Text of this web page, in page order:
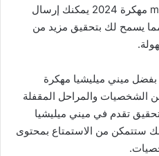
محدود بعد تحميل لعبة mini militia مهكرة 2024 يمكنك إرسال
يسمح لك بتحقيق مزيد من
بفضل ميني ميليشيا مهكرة
الشخصيات والمراحل المقفلة
تقدم في ميني ميليشيا
ستتمكن من الاستمتاع بمحتوى